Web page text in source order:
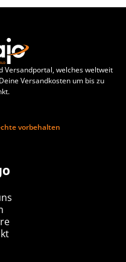
Versandportal, welches weltweit
Versandkosten um bis zu
vorbehalten